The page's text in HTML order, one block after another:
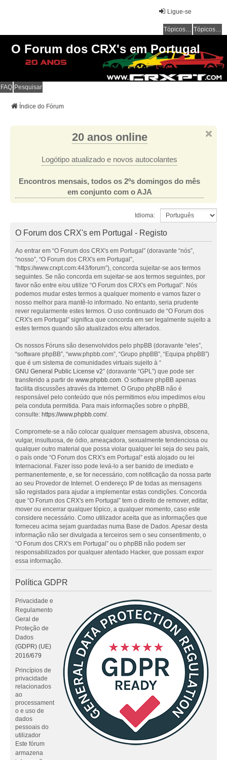
Ligue-se
Tópicos sem resposta Tópicos ativos
O Forum dos CRX's em Portugal
FAQ Pesquisar
Índice do Fórum
20 anos online
Logótipo atualizado e novos autocolantes
Encontros mensais, todos os 2ºs domingos do mês
em conjunto com o AJA
Idioma:
O Forum dos CRX's em Portugal - Registo
Ao entrar em “O Forum dos CRX's em Portugal” (doravante “nós”,
“nosso”, “O Forum dos CRX's em Portugal”,
“https://www.crxpt.com:443/forum”), concorda sujeitar-se aos termos
seguintes. Se não concorda em sujeitar-se aos termos seguintes, por
favor não entre e/ou utilize “O Forum dos CRX's em Portugal”. Nós
podemos mudar estes termos a qualquer momento e vamos fazer o
nosso melhor para mantê-lo informado. No entanto, seria prudente
rever regularmente estes termos. O uso continuado de “O Forum dos
CRX's em Portugal” significa que concorda em ser legalmente sujeito a
estes termos quando são atualizados e/ou alterados.
Os nossos Fóruns são desenvolvidos pelo phpBB (doravante “eles”,
“software phpBB”, “www.phpbb.com”, “Grupo phpBB”, “Equipa phpBB”)
que é um sistema de comunidades virtuais sujeito à “
GNU General Public License v2” (doravante “GPL”) que pode ser
transferido a partir de www.phpbb.com. O software phpBB apenas
facilita discussões através da Internet. O Grupo phpBB não é
responsável pelo conteúdo que nós permitimos e/ou impedimos e/ou
pela conduta permitida. Para mais informações sobre o phpBB,
consulte: https://www.phpbb.com/.
Compromete-se a não colocar qualquer mensagem abusiva, obscena,
vulgar, insultuosa, de ódio, ameaçadora, sexualmente tendenciosa ou
qualquer outro material que possa violar qualquer lei seja do seu país,
o país onde “O Forum dos CRX's em Portugal” está alojado ou lei
Internacional. Fazer isso pode levá-lo a ser banido de imediato e
permanentemente, e, se for necessário, com notificação da nossa parte
ao seu Provedor de Internet. O endereço IP de todas as mensagens
são registados para ajudar a implementar estas condições. Concorda
que “O Forum dos CRX's em Portugal” tem o direito de remover, editar,
mover ou encerrar qualquer tópico, a qualquer momento, caso este
considere necessário. Como utilizador aceita que as informações que
forneceu acima sejam guardadas numa Base de Dados. Apesar desta
informação não ser divulgada a terceiros sem o seu consentimento, o
“O Forum dos CRX's em Portugal” ou o phpBB não podem ser
responsabilizados por qualquer atentado Hacker, que possam expor
essa informação.
Política GDPR
Privacidade e
Regulamento
Geral de
Proteção de
Dados
(GDPR) (UE)
2016/679
Princípios de
privacidade
relacionados
ao
processament
o e uso de
dados
pessoais do
utilizador
Este fórum
armazena